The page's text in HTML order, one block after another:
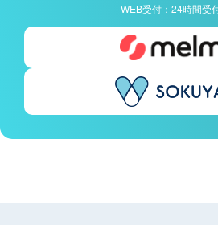
WEB受付：24時間受